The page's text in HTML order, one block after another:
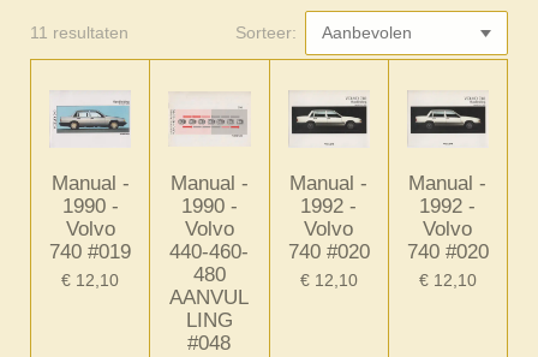
11 resultaten Sorteer:
Manual -
1990 -
Volvo
740 #019
€ 12,10
Manual -
1990 -
Volvo
440-460-
480
AANVUL
LING
#048
Manual -
1992 -
Volvo
740 #020
€ 12,10
Manual -
1992 -
Volvo
740 #020
€ 12,10